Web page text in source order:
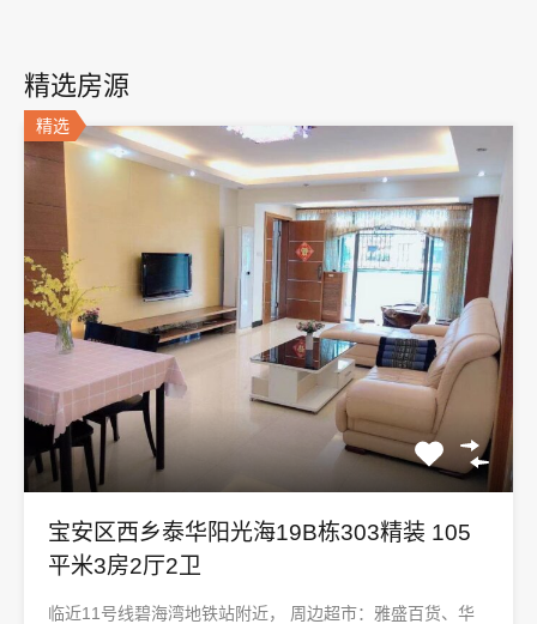
精选房源
精选
宝安区西乡泰华阳光海19B栋303精装 105
平米3房2厅2卫
临近11号线碧海湾地铁站附近， 周边超市：雅盛百货、华